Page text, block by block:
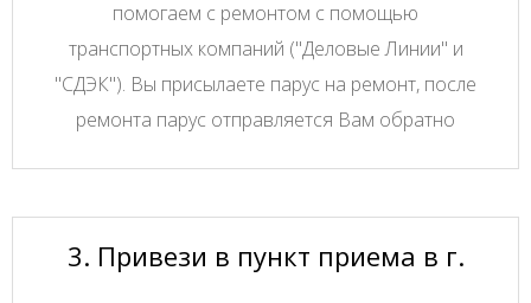
помогаем с ремонтом с помощью
транспортных компаний ("Деловые Линии" и
"СДЭК"). Вы присылаете парус на ремонт, после
ремонта парус отправляется Вам обратно
3. Привези в пункт приема в г.